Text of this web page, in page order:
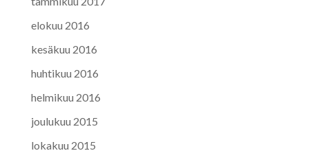
elokuu 2016
kesäkuu 2016
huhtikuu 2016
helmikuu 2016
joulukuu 2015
lokakuu 2015